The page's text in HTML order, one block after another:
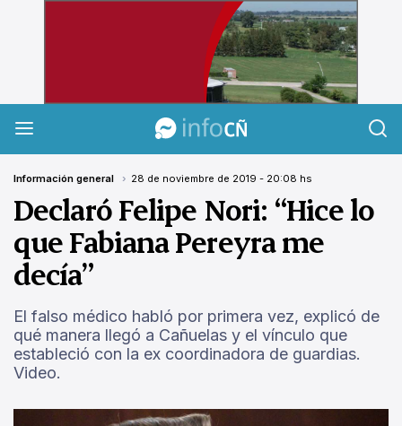
InfoCañuelas
Información general 28 de noviembre de 2019 - 20:08 hs
Declaró Felipe Nori: “Hice lo
que Fabiana Pereyra me
decía”
El falso médico habló por primera vez, explicó de
qué manera llegó a Cañuelas y el vínculo que
estableció con la ex coordinadora de guardias.
Video.